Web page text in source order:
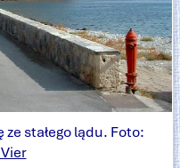
ze stałego lądu. Foto: